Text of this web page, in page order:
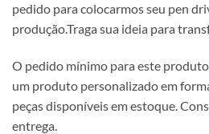
pedido para colocarmos seu pen
produção.Traga sua ideia para
O pedido mínimo para este produto
um produto personalizado em
peças disponíveis em estoque.
entrega.